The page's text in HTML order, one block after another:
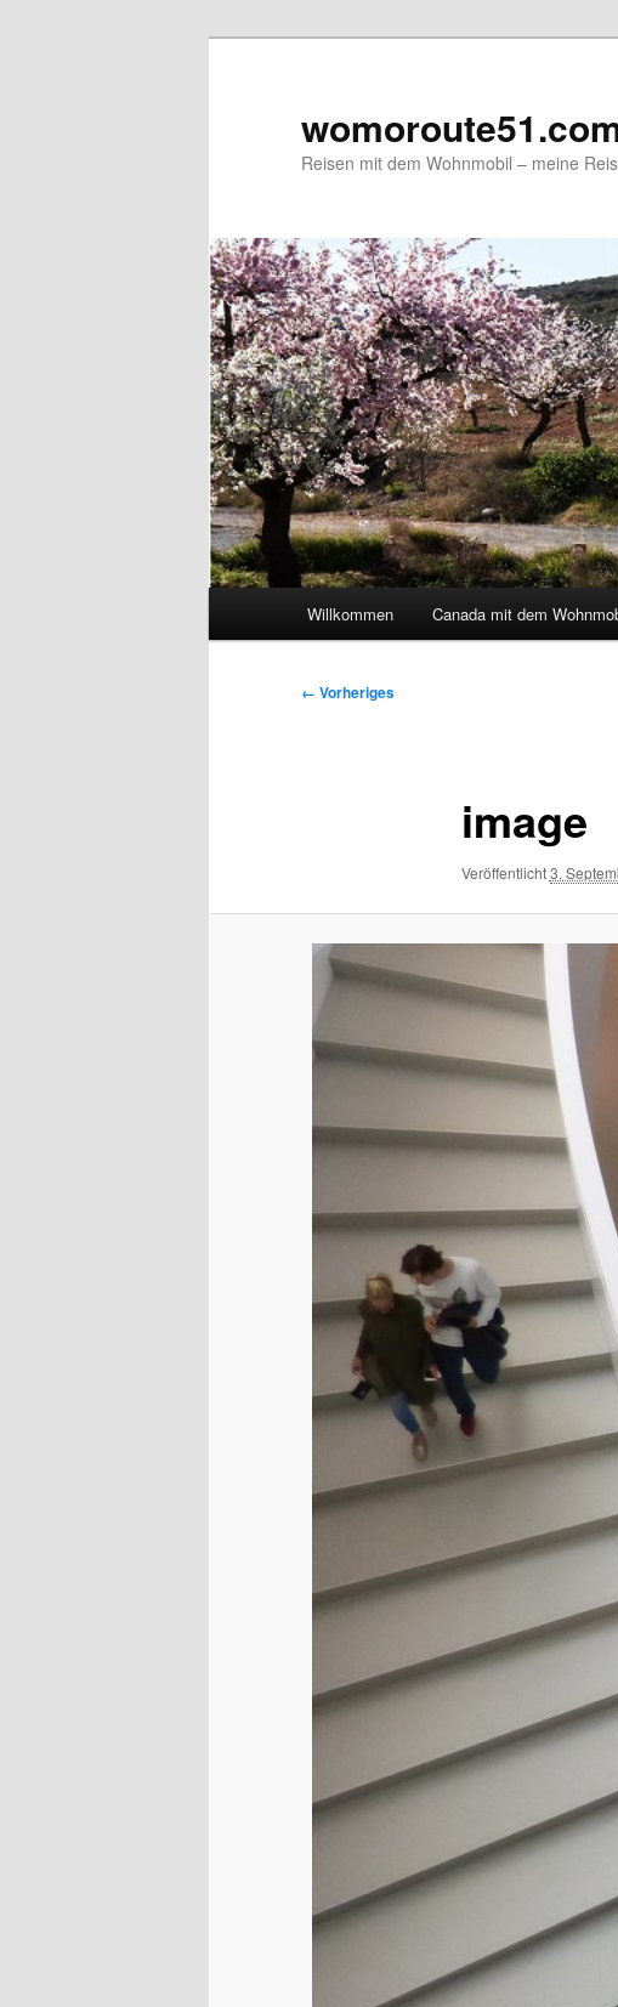
Reisen mit dem Wohnmobil – meine
Willkommen Canada mit dem
Bilder-
← Vorheriges
image
Veröffentlicht3.